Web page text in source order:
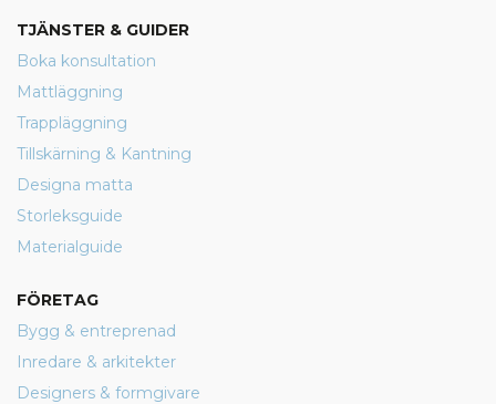
TJÄNSTER & GUIDER
Boka konsultation
Mattläggning
Trappläggning
Tillskärning & Kantning
Designa matta
Storleksguide
Materialguide
FÖRETAG
Bygg & entreprenad
Inredare & arkitekter
Designers & formgivare